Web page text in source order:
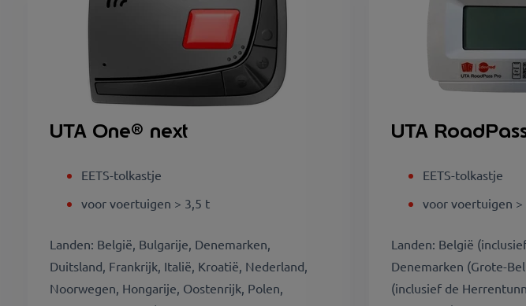
UTA One® next
EETS-tolkastje
voor voertuigen > 3,5 t
Landen: België, Bulgarije, Denemarken,
Duitsland, Frankrijk, Italië, Kroatië, Nederland,
Noorwegen, Hongarije, Oostenrijk, Polen,
UTA
EETS-tolkastje
voor voertuigen >
Landen: België
Denemarken (Grote-
(inclusief de